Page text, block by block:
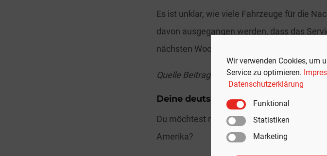
Wir verwenden Cookies, um
Service zu optimieren.
Datenschutzerklärung
Funktional
Statistiken
Marketing
Es ist unklar, wie viele Fahrzeuge für die
davon ausgegangen werden, dass das
nächsten Wochen gutzutun haben wird.
Quelle Beitragsbild: Mit freundlicher
Deine deutsche Seite für Tesla-News
Du möchtest noch mehr News zum
Amerika?